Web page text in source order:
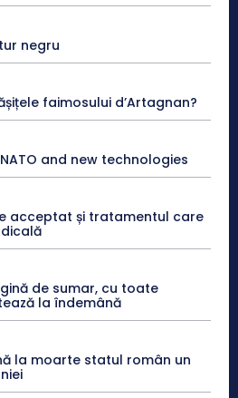
negru
faimosului d’Artagnan?
and new technologies
acceptat și tratamentul care
de sumar, cu toate
la îndemână
la moarte statul român un